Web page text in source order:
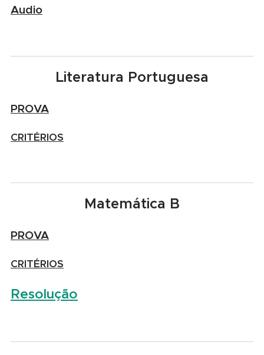
Audio
Literatura Portuguesa
PROVA
CRITÉRIOS
Matemática B
PROVA
CRITÉRIOS
Resolução